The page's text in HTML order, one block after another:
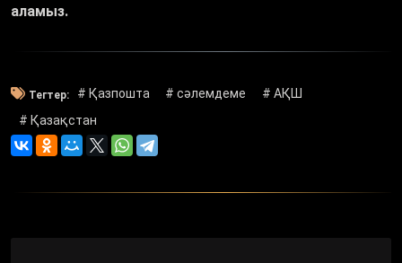
аламыз.
Тегтер: # Қазпошта # сәлемдеме
# АҚШ
# Қазақстан